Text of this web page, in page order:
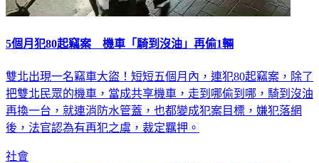
5個月犯80起竊案 機車「騎到沒油」再偷1輛
雙北出現一名竊車大盜！短短五個月內，連犯80起竊案，除了
把雙北民眾的機車，當成共享機車，走到哪偷到哪，騎到沒油
再換一台，就連消防水管蓋，也都變成犯案目標，嫌犯落網
後，法官認為有再犯之虞，裁定羈押。
社會